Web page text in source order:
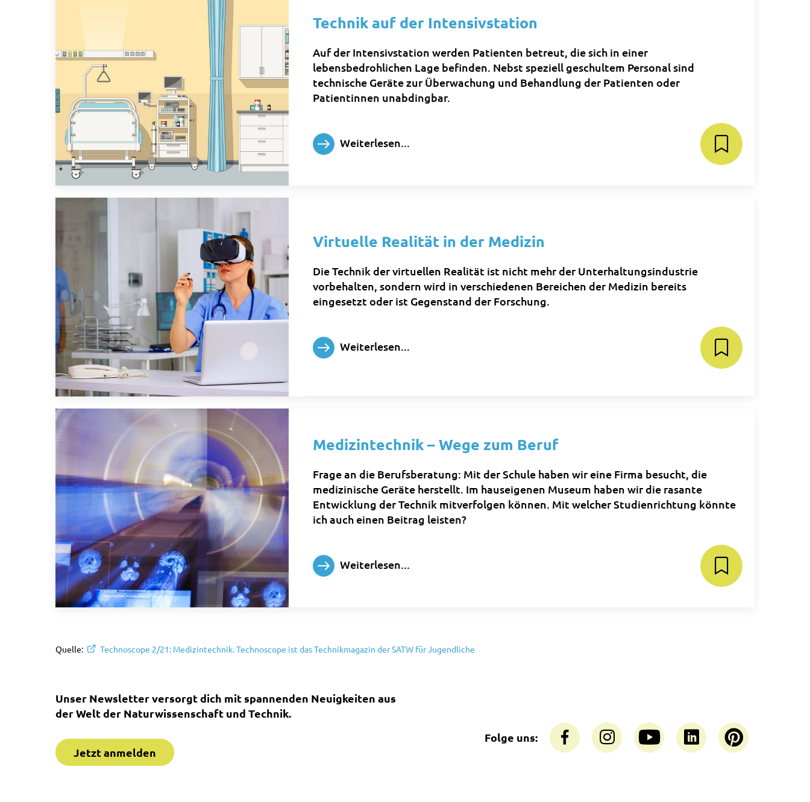
Technik auf der Intensivstation
Auf der Intensivstation werden Patienten betreut, die sich in einer
lebensbedrohlichen Lage befinden. Nebst speziell geschultem Personal sind
technische Geräte zur Überwachung und Behandlung der Patienten oder
Patientinnen unabdingbar.
Weiterlesen...
Virtuelle Realität in der Medizin
Die Technik der virtuellen Realität ist nicht mehr der Unterhaltungsindustrie
vorbehalten, sondern wird in verschiedenen Bereichen der Medizin bereits
eingesetzt oder ist Gegenstand der Forschung.
Weiterlesen...
Medizintechnik – Wege zum Beruf
Frage an die Berufsberatung: Mit der Schule haben wir eine Firma besucht, die
medizinische Geräte herstellt. Im hauseigenen Museum haben wir die rasante
Entwicklung der Technik mitverfolgen können. Mit welcher Studienrichtung könnte
ich auch einen Beitrag leisten?
Weiterlesen...
Quelle: Technoscope 2/21: Medizintechnik. Technoscope ist das Technikmagazin der SATW für Jugendliche
Unser Newsletter versorgt dich mit spannenden Neuigkeiten aus
der Welt der Naturwissenschaft und Technik.
Jetzt anmelden
Folge uns: